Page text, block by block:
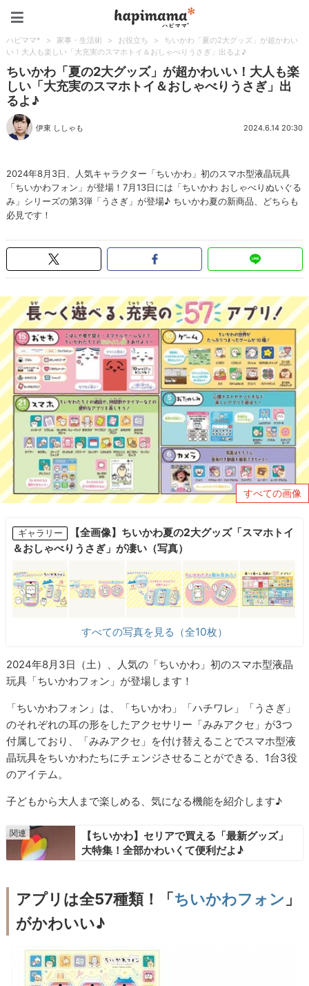
ハピママ* > 家事・生活術 > お役立ち >
ちいかわ「夏の2大グッズ」が超かわい
い！大人も楽しい「大充実のスマホトイ＆おしゃべりうさぎ」出るよ♪
ちいかわ「夏の2大グッズ」が超かわいい！大人も楽
しい「大充実のスマホトイ＆おしゃべりうさぎ」出
るよ♪
伊東 ししゃも 2024.6.14 20:30
2024年8月3日、人気キャラクター「ちいかわ」初のスマホ型液晶玩具
「ちいかわフォン」が登場！7月13日には「ちいかわ おしゃべりぬいぐる
み」シリーズの第3弾「うさぎ」が登場♪ ちいかわ夏の新商品、どちらも
必見です！
すべての画像
ギャラリー
【全画像】ちいかわ夏の2大グッズ「スマホトイ
＆おしゃべりうさぎ」が凄い（写真）
すべての写真を見る（全10枚）
2024年8月3日（土）、人気の「ちいかわ」初のスマホ型液晶
玩具「ちいかわフォン」が登場します！
「ちいかわフォン」は、「ちいかわ」「ハチワレ」「うさぎ」
のそれぞれの耳の形をしたアクセサリー「みみアクセ」が3つ
付属しており、「みみアクセ」を付け替えることでスマホ型液
晶玩具をちいかわたちにチェンジさせることができる、1台3役
のアイテム。
子どもから大人まで楽しめる、気になる機能を紹介します♪
【ちいかわ】セリアで買える「最新グッズ」
大特集！全部かわいくて便利だよ♪
アプリは全57種類！「ちいかわフォン 」
がかわいい♪